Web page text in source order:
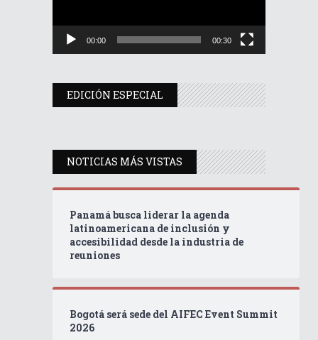
00:00 00:30
EDICIÓN ESPECIAL
NOTICIAS MÁS VISTAS
Panamá busca liderar la agenda
latinoamericana de inclusión y
accesibilidad desde la industria de
reuniones
Bogotá será sede del AIFEC Event Summit
2026